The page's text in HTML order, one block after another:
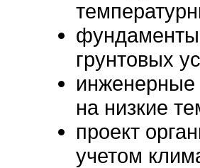
грунтовых
инженерные
на низкие
проект
учетом